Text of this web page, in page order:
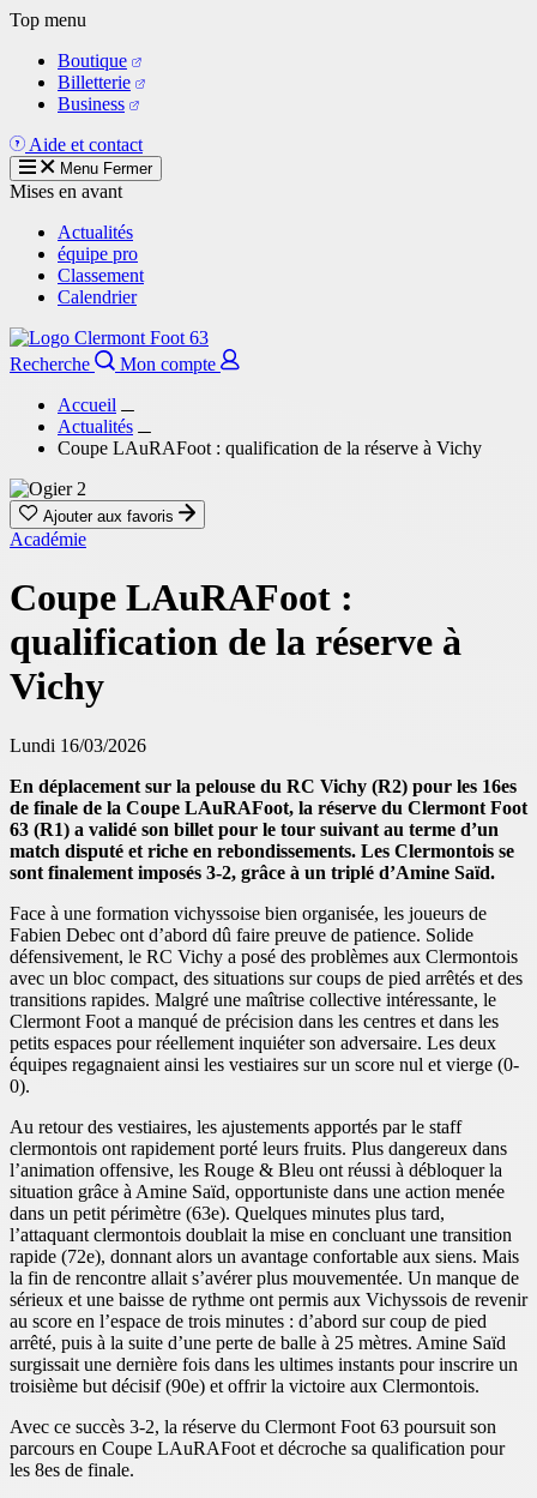
Aller
contenu
principal
Top menu
Boutique
Billetterie
Business
Aide et contact
Menu Fermer
Mises en avant
Actualités
équipe pro
Classement
Calendrier
Recherche
Mon compte
Accueil
Actualités
Coupe LAuRAFoot : qualification de la réserve à Vichy
Ajouter aux favoris
Académie
Coupe LAuRAFoot :
qualification de la réserve à
Vichy
Lundi 16/03/2026
En déplacement sur la pelouse du RC Vichy (R2) pour les 16es
de finale de la Coupe LAuRAFoot, la réserve du Clermont Foot
63 (R1) a validé son billet pour le tour suivant au terme d’un
match disputé et riche en rebondissements. Les Clermontois se
sont finalement imposés 3-2, grâce à un triplé d’Amine Saïd.
Face à une formation vichyssoise bien organisée, les joueurs de
Fabien Debec ont d’abord dû faire preuve de patience. Solide
défensivement, le RC Vichy a posé des problèmes aux Clermontois
avec un bloc compact, des situations sur coups de pied arrêtés et des
transitions rapides. Malgré une maîtrise collective intéressante, le
Clermont Foot a manqué de précision dans les centres et dans les
petits espaces pour réellement inquiéter son adversaire. Les deux
équipes regagnaient ainsi les vestiaires sur un score nul et vierge (0-
0).
Au retour des vestiaires, les ajustements apportés par le staff
clermontois ont rapidement porté leurs fruits. Plus dangereux dans
l’animation offensive, les Rouge & Bleu ont réussi à débloquer la
situation grâce à Amine Saïd, opportuniste dans une action menée
dans un petit périmètre (63e). Quelques minutes plus tard,
l’attaquant clermontois doublait la mise en concluant une transition
rapide (72e), donnant alors un avantage confortable aux siens. Mais
la fin de rencontre allait s’avérer plus mouvementée. Un manque de
sérieux et une baisse de rythme ont permis aux Vichyssois de revenir
au score en l’espace de trois minutes : d’abord sur coup de pied
arrêté, puis à la suite d’une perte de balle à 25 mètres. Amine Saïd
surgissait une dernière fois dans les ultimes instants pour inscrire un
troisième but décisif (90e) et offrir la victoire aux Clermontois.
Avec ce succès 3-2, la réserve du Clermont Foot 63 poursuit son
parcours en Coupe LAuRAFoot et décroche sa qualification pour
les 8es de finale.